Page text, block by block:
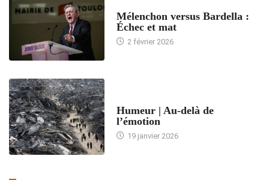
Mélenchon versus Bardella :
Échec et mat
2 février 2026
Humeur | Au-delà de
l’émotion
19 janvier 2026